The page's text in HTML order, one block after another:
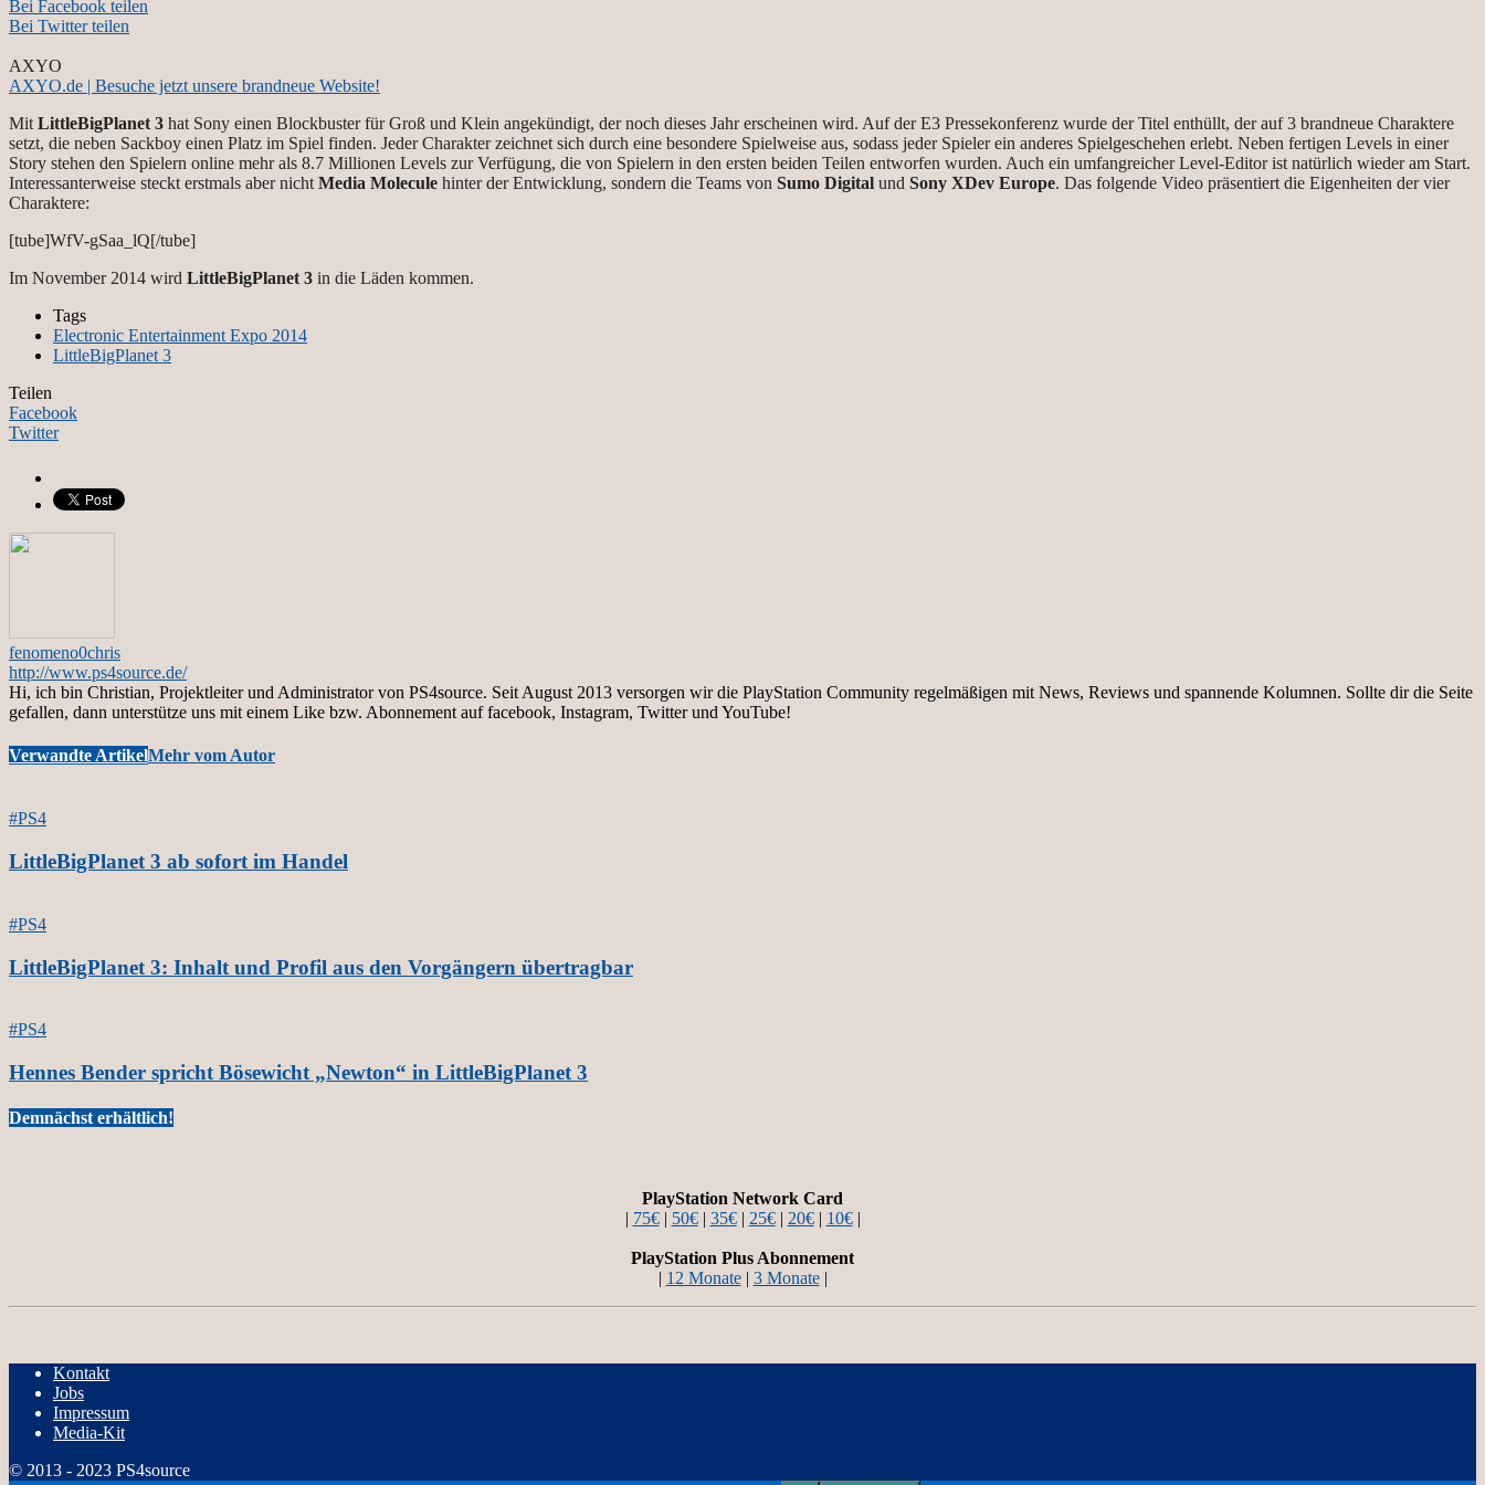
Bei Facebook teilen
Bei Twitter teilen
AXYO
AXYO.de | Besuche jetzt unsere brandneue Website!
Mit LittleBigPlanet 3 hat Sony einen Blockbuster für Groß und Klein angekündigt, der noch dieses Jahr erscheinen wird. Auf der E3 Pressekonferenz wurde der Titel enthüllt, der auf 3 brandneue Charaktere
setzt, die neben Sackboy einen Platz im Spiel finden. Jeder Charakter zeichnet sich durch eine besondere Spielweise aus, sodass jeder Spieler ein anderes Spielgeschehen erlebt. Neben fertigen Levels in einer
Story stehen den Spielern online mehr als 8.7 Millionen Levels zur Verfügung, die von Spielern in den ersten beiden Teilen entworfen wurden. Auch ein umfangreicher Level-Editor ist natürlich wieder am Start.
Interessanterweise steckt erstmals aber nicht Media Molecule hinter der Entwicklung, sondern die Teams von Sumo Digital und Sony XDev Europe. Das folgende Video präsentiert die Eigenheiten der vier
Charaktere:
[tube]WfV-gSaa_lQ[/tube]
Im November 2014 wird LittleBigPlanet 3 in die Läden kommen.
Tags
Electronic Entertainment Expo 2014
LittleBigPlanet 3
Teilen
Facebook
Twitter
fenomeno0chris
http://www.ps4source.de/
Hi, ich bin Christian, Projektleiter und Administrator von PS4source. Seit August 2013 versorgen wir die PlayStation Community regelmäßigen mit News, Reviews und spannende Kolumnen. Sollte dir die Seite
gefallen, dann unterstütze uns mit einem Like bzw. Abonnement auf facebook, Instagram, Twitter und YouTube!
Verwandte ArtikelMehr vom Autor
#PS4
LittleBigPlanet 3 ab sofort im Handel
#PS4
LittleBigPlanet 3: Inhalt und Profil aus den Vorgängern übertragbar
#PS4
Hennes Bender spricht Bösewicht „Newton“ in LittleBigPlanet 3
Demnächst erhältlich!
PlayStation Network Card
75€| 50€| 35€| 25€| 20€| 10€|
PlayStation Plus Abonnement
12 Monate| 3 Monate|
Kontakt
Jobs
Impressum
Media-Kit
© 2013 - 2023 PS4source